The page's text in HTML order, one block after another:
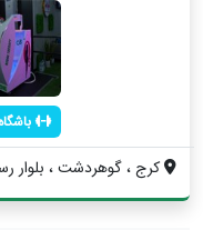
کرج ، گوهردشت ، بلوار